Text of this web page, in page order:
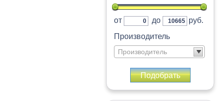
от до
руб.
Производитель
Производитель
Подобрать